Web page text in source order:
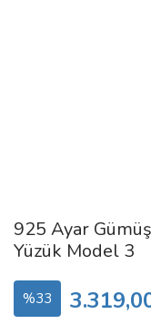
925 Ayar
Yüzük Model 3
%33